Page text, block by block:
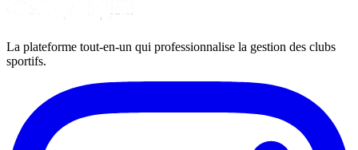
La plateforme tout-en-un qui professionnalise la gestion des clubs
sportifs.